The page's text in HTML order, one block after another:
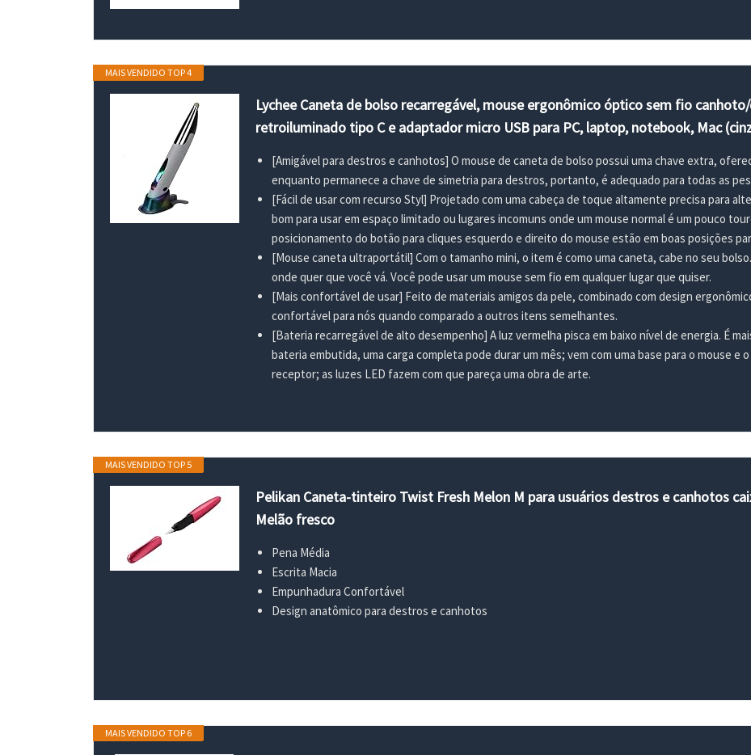
MAIS VENDIDO TOP 4
Lychee Caneta de bolso recarregável, mouse ergonômico óptico sem fio
retroiluminado tipo C e adaptador micro USB para PC, laptop, notebook, Mac
[Amigável para destros e canhotos] O mouse de caneta de bolso possui uma chave extra,
enquanto permanece a chave de simetria para destros, portanto, é adequado para todas as
[Fácil de usar com recurso Styl] Projetado com uma cabeça de toque altamente precisa para
bom para usar em espaço limitado ou lugares incomuns onde um mouse normal é um pouco
posicionamento do botão para cliques esquerdo e direito do mouse estão em boas posições
[Mouse caneta ultraportátil] Com o tamanho mini, o item é como uma caneta, cabe no seu
onde quer que você vá. Você pode usar um mouse sem fio em qualquer lugar que quiser.
[Mais confortável de usar] Feito de materiais amigos da pele, combinado com design
confortável para nós quando comparado a outros itens semelhantes.
[Bateria recarregável de alto desempenho] A luz vermelha pisca em baixo nível de energia. É
bateria embutida, uma carga completa pode durar um mês; vem com uma base para o mouse e
receptor; as luzes LED fazem com que pareça uma obra de arte.
MAIS VENDIDO TOP 5
Pelikan Caneta-tinteiro Twist Fresh Melon M para usuários destros e canhotos
Melão fresco
Pena Média
Escrita Macia
Empunhadura Confortável
Design anatômico para destros e canhotos
MAIS VENDIDO TOP 6